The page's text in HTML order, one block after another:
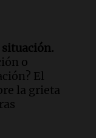
situación.
o
El
la grieta